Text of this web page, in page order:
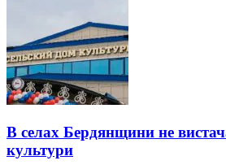
В селах Бердянщини не
культури